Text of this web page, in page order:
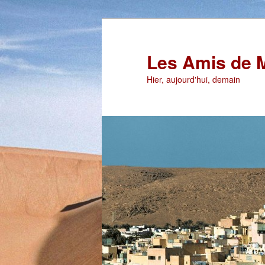
au
contenu
principal
Les Amis de
Hier, aujourd'hui, demain